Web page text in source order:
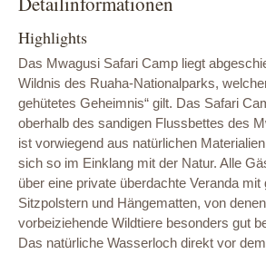
Highlights
Das Mwagusi Safari Camp liegt
Wildnis des Ruaha-Nationalparks,
gehütetes Geheimnis“ gilt. Das Safari
oberhalb des sandigen Flussbettes des
ist vorwiegend aus natürlichen
sich so im Einklang mit der Natur. Alle
über eine private überdachte Veranda mit
Sitzpolstern und Hängematten, von
vorbeiziehende Wildtiere besonders gut
Das natürliche Wasserloch direkt vor